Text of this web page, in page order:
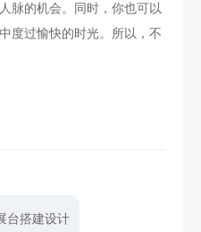
脉的机会。同时，你也可以
度过愉快的时光。所以，不
台搭建设计